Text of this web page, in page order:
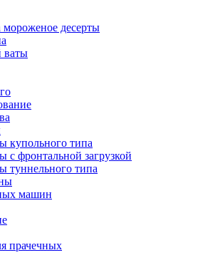
мороженое десерты
ваты
купольного типа
фронтальной загрузкой
туннельного типа
машин
прачечных